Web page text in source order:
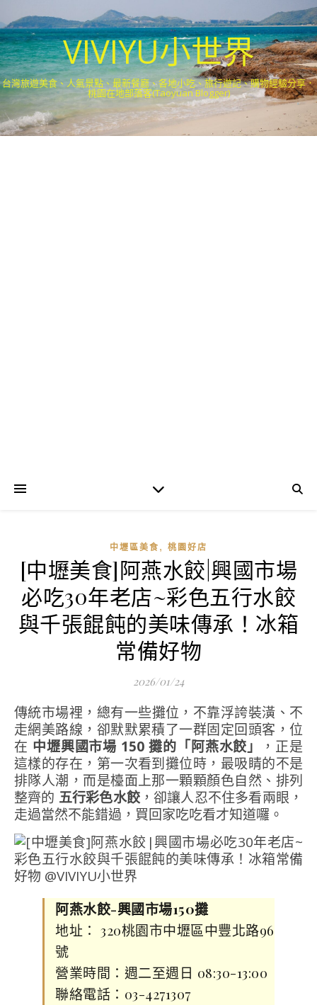
VIVIYU小世界
台灣旅遊美食、人氣景點、最新餐廳、各地小吃、旅行遊記、購物經驗分享．
桃園在地部落客(Taoyuan Blogger)
中壢區美食 , 桃園好店
[中壢美食]阿燕水餃|興國市場
必吃30年老店~彩色五行水餃
與千張餛飩的美味傳承！冰箱
常備好物
2026/01/24
傳統市場裡，總有一些攤位，不靠浮誇裝潢、不
走網美路線，卻默默累積了一群固定回頭客，位
在 中壢興國市場 150 攤的「阿燕水餃」
，正是
這樣的存在，第一次看到攤位時，最吸睛的不是
排隊人潮，而是檯面上那一顆顆顏色自然、排列
整齊的 五行彩色水餃，卻讓人忍不住多看兩眼，
走過當然不能錯過，買回家吃吃看才知道囉。
阿燕水餃-興國市場150攤
地址： 320桃園市中壢區中豐北路96
號
營業時間：週二至週日 08:30-13:00
聯絡電話：03-4271307